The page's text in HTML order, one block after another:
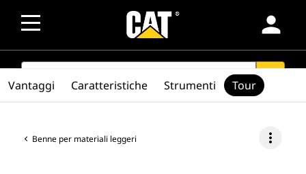
person
SEARCH search
Benne per materiali leggeri more_vert
Vantaggi Caratteristiche Strumenti Tour